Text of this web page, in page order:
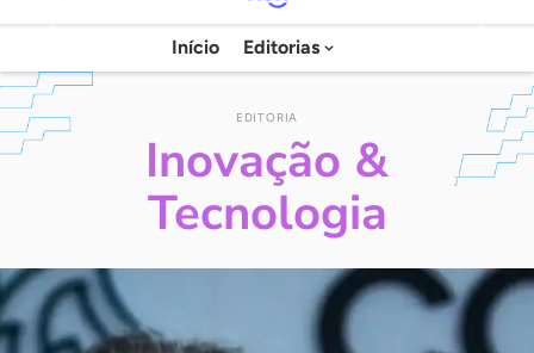
Agência
Sebrae
de
Notícias
Início Editorias
chave
EDITORIA
Inovação &
Tecnologia